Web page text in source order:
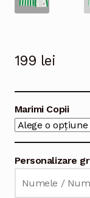
199 lei
Marimi Copii
Personalizare